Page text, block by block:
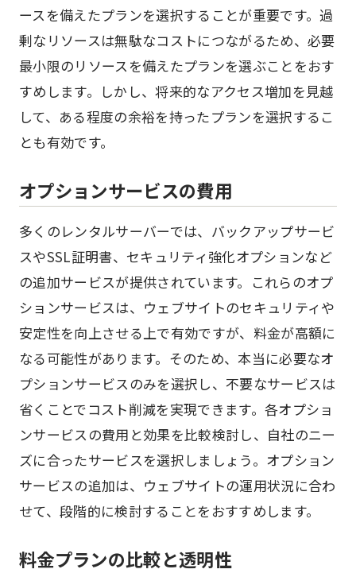
ースを備えたプランを選択することが重要です。過
剰なリソースは無駄なコストにつながるため、必要
最小限のリソースを備えたプランを選ぶことをおす
すめします。しかし、将来的なアクセス増加を見越
して、ある程度の余裕を持ったプランを選択するこ
とも有効です。
オプションサービスの費用
多くのレンタルサーバーでは、バックアップサービ
スやSSL証明書、セキュリティ強化オプションなど
の追加サービスが提供されています。これらのオプ
ションサービスは、ウェブサイトのセキュリティや
安定性を向上させる上で有効ですが、料金が高額に
なる可能性があります。そのため、本当に必要なオ
プションサービスのみを選択し、不要なサービスは
省くことでコスト削減を実現できます。各オプショ
ンサービスの費用と効果を比較検討し、自社のニー
ズに合ったサービスを選択しましょう。オプション
サービスの追加は、ウェブサイトの運用状況に合わ
せて、段階的に検討することをおすすめします。
料金プランの比較と透明性